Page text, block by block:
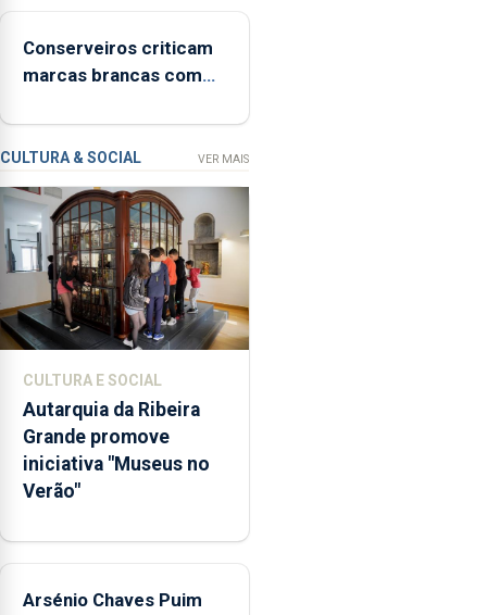
de
Ser”
a
prevenção
primária
da
violência
doméstica,
através
da
promoção
competências
pessoais,
emocionais
e
sociais
das
Conserveiros criticam
marcas brancas com
CULTURA & SOCIAL VER MAIS
CULTURA E SOCIAL
Autarquia da Ribeira
Grande promove
iniciativa "Museus no
Verão"
Arsénio Chaves Puim